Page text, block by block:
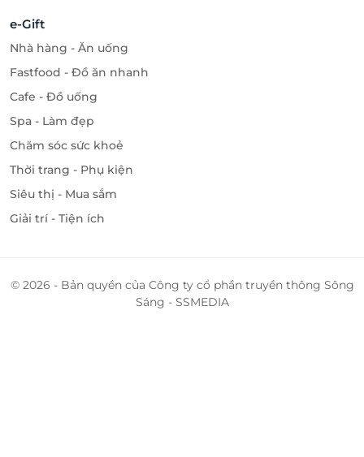
e-Gift
Nhà hàng - Ăn uống
Fastfood - Đồ ăn nhanh
Cafe - Đồ uống
Spa - Làm đẹp
Chăm sóc sức khoẻ
Thời trang - Phụ kiện
Siêu thị - Mua sắm
Giải trí - Tiện ích
© 2026 - Bản quyền của Công ty cổ phần truyền thông Sông
Sáng - SSMEDIA